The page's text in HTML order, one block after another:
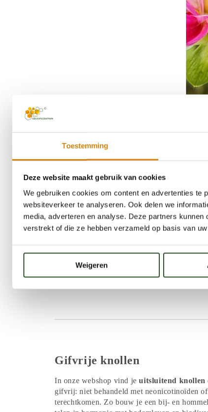
Toestemming
Deze website maakt gebruik van cookies
We gebruiken cookies om content en advertenties te
websiteverkeer te analyseren. Ook delen we
media, adverteren en analyse. Deze partners
verstrekt of die ze hebben verzameld op basis van
Weigeren
De hongerkloof voor
Eind julibegint een hommelvolk af te
Zij moeten vet- en glycogeenreserves
de vorst dóórbloeien.
Door een paar kluiten dahlia-knollen te
maar red je ook honderden larven in het
Gifvrije knollen
In onze webshop vind jeuitsluitend knollen
gifvrij: niet behandeld met neonicotinoïden
terechtkomen. Zo bouw je een bij- en